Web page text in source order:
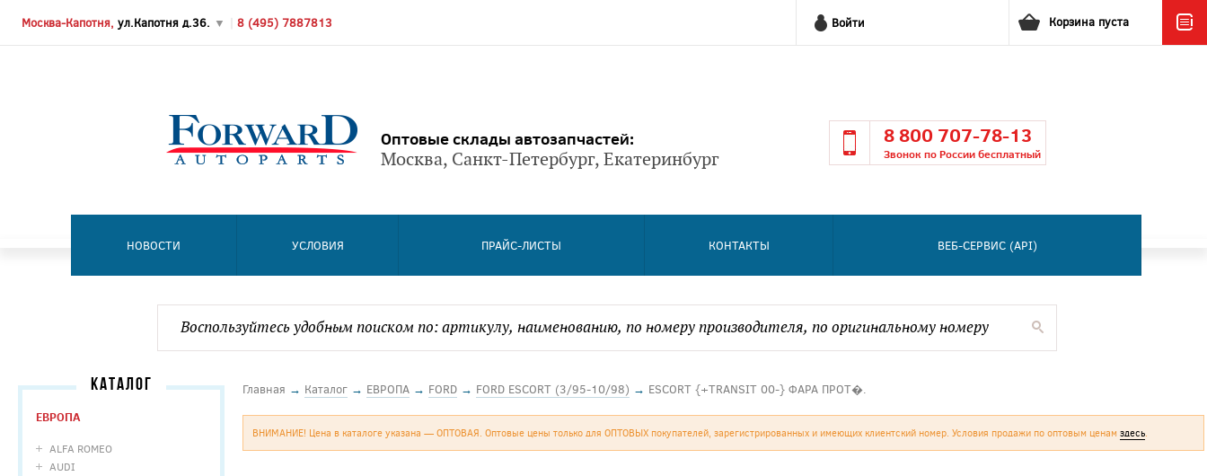
Москва-Капотня, ул.Капотня д.36. ▼ 8 (495) 7887813 Войти Корзина пуста
Оптовые склады автозапчастей:
Москва, Санкт-Петербург, Екатеринбург
8 800 707-78-13
Звонок по России бесплатный
НОВОСТИ УСЛОВИЯ ПРАЙС-ЛИСТЫ КОНТАКТЫ ВЕБ-СЕРВИС (API)
КАТАЛОГ
ЕВРОПА
ALFA ROMEO
AUDI
Главная → Каталог → ЕВРОПА → FORD → FORD ESCORT (3/95-10/98) → ESCORT {+TRANSIT 00-} ФАРА ПРОТ�.
ВНИМАНИЕ! Цена в каталоге указана — ОПТОВАЯ. Оптовые цены только для ОПТОВЫХ покупателей, зарегистрированных и имеющих клиентский номер. Условия продажи по оптовым ценам здесь.